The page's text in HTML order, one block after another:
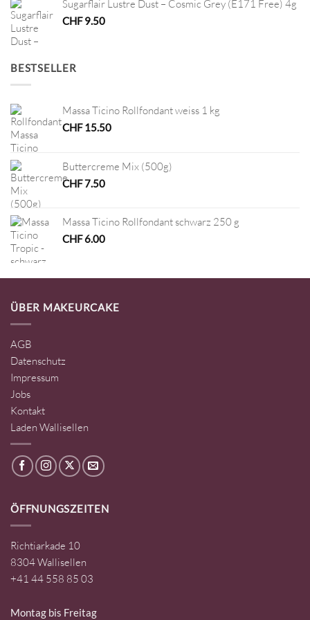
Sugarflair Lustre Dust – Cosmic Grey (E171 Free) 4g
CHF9.50
BESTSELLER
Massa Ticino Rollfondant weiss 1 kg
CHF15.50
Buttercreme Mix (500g)
CHF7.50
Massa Ticino Rollfondant schwarz 250 g
CHF6.00
ÜBER MAKEURCAKE
AGB
Datenschutz
Impressum
Jobs
Kontakt
Laden Wallisellen
ÖFFNUNGSZEITEN
Richtiarkade 10
8304 Wallisellen
+41 44 558 85 03
Montag bis Freitag